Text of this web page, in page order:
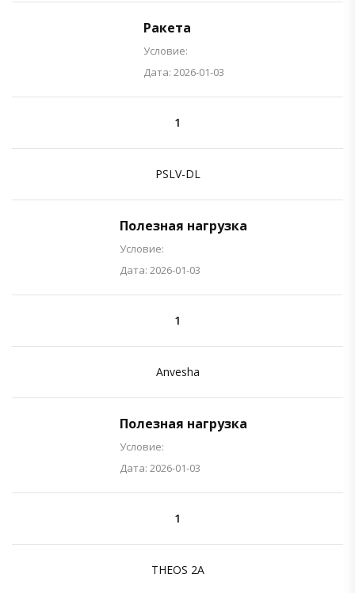
Ракета
Условие:
Дата: 2026-01-03
1
PSLV-DL
Полезная нагрузка
Условие:
Дата: 2026-01-03
1
Anvesha
Полезная нагрузка
Условие:
Дата: 2026-01-03
1
THEOS 2A